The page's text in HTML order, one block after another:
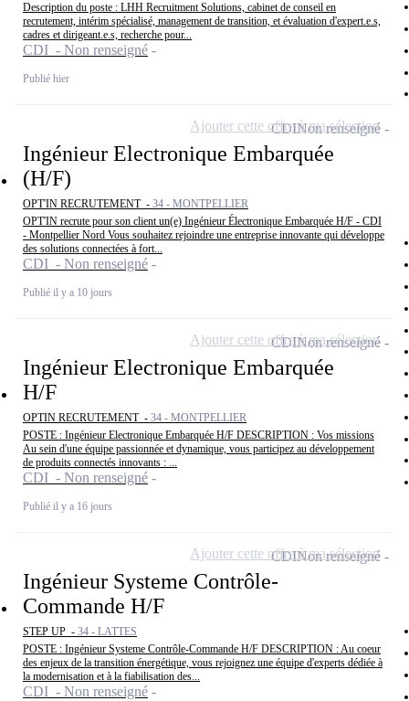
Description du poste : LHH Recruitment Solutions, cabinet de conseil en
recrutement, intérim spécialisé, management de transition, et évaluation d'expert.e.s,
cadres et dirigeant.e.s, recherche pour...
CDI - Non renseigné
Publié hier
Ingénieur Electronique Embarquée
(H/F)
OPT'IN RECRUTEMENT - 34 - MONTPELLIER
OPT'IN recrute pour son client un(e) Ingénieur Électronique Embarquée H/F - CDI
- Montpellier Nord Vous souhaitez rejoindre une entreprise innovante qui développe
des solutions connectées à fort...
CDI - Non renseigné
Publié il y a 10 jours
CDINon renseigné
Ajouter cette offre à ma sélection
Ingénieur Electronique Embarquée
H/F
OPTIN RECRUTEMENT - 34 - MONTPELLIER
POSTE : Ingénieur Electronique Embarquée H/F DESCRIPTION : Vos missions
Au sein d'une équipe passionnée et dynamique, vous participez au développement
de produits connectés innovants : ...
CDI - Non renseigné
Publié il y a 16 jours
CDINon renseigné
Ajouter cette offre à ma sélection
Ingénieur Systeme Contrôle-
Commande H/F
STEP UP - 34 - LATTES
POSTE : Ingénieur Systeme Contrôle-Commande H/F DESCRIPTION : Au coeur
des enjeux de la transition énergétique, vous rejoignez une équipe d'experts dédiée à
la modernisation et à la fiabilisation des...
CDI - Non renseigné
CDINon renseigné
Ajouter cette offre à ma sélection